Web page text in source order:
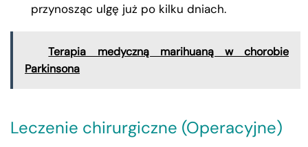
przynosząc ulgę już po kilku dniach.
Terapia medyczną marihuaną w chorobie
Parkinsona
Leczenie chirurgiczne (Operacyjne)